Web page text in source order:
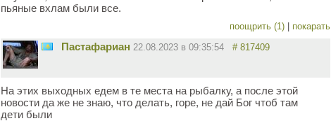
пьяные вхлам были все.
поощрить (1) покарать
Пастафариан 22.08.2023 в 09:35:54 # 817409
На этих выходных едем в те места на рыбалку, а после этой
новости да же не знаю, что делать, горе, не дай Бог чтоб там
дети были